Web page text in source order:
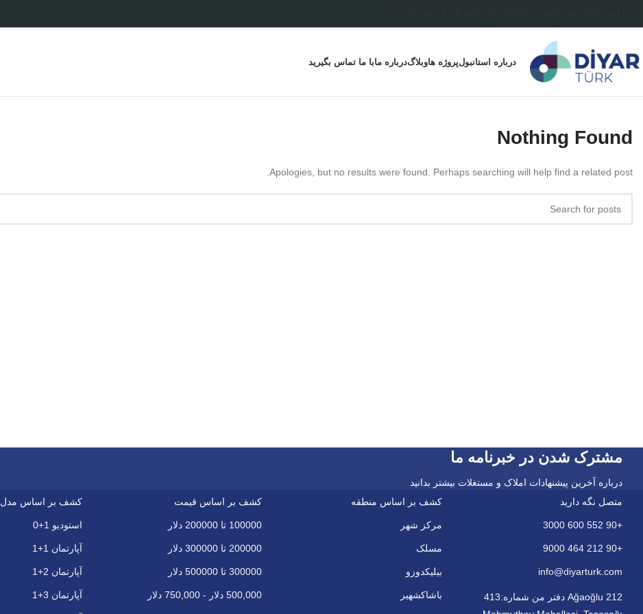
درباره استانبولپروژه هاوبلاگدرباره مابا ما تماس بگیرید
Nothing Found
Apologies, but no results were found. Perhaps searching will help find a related post.
مشترک شدن در خبرنامه ما
درباره آخرین پیشنهادات املاک و مستغلات بیشتر بدانید
متصل نگه دارید
+90 552 600 3000
+90 212 464 9000
info@diyarturk.com
Ağaoğlu 212 دفتر من شماره:413
کشف بر اساس منطقه
مرکز شهر
مسلک
بیلیکدوزو
باشاکشهیر
کشف بر اساس قیمت
100000 تا 200000 دلار
200000 تا 300000 دلار
300000 تا 500000 دلار
500,000 دلار - 750,000 دلار
کشف بر اساس مدل
استودیو 1+0
آپارتمان 1+1
آپارتمان 2+1
آپارتمان 3+1